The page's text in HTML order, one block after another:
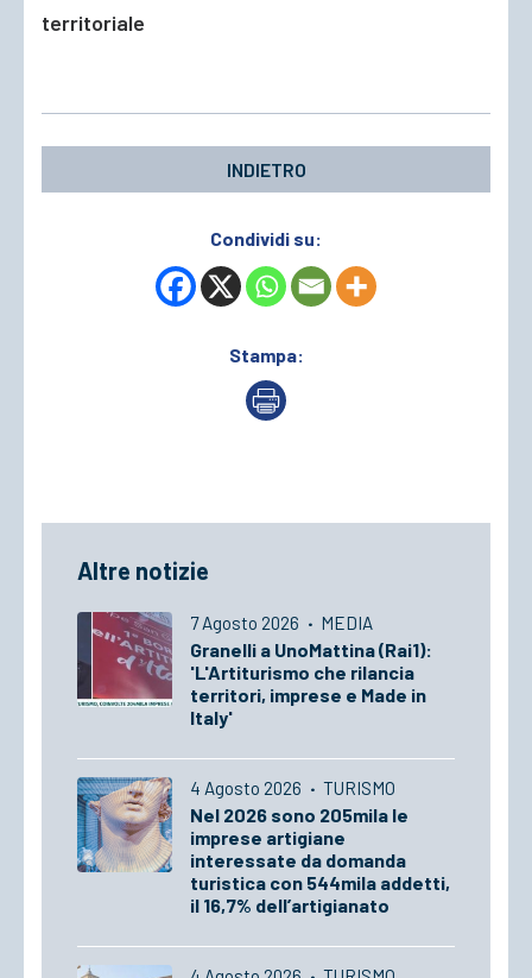
territoriale
INDIETRO
Condividi su:
Stampa:
Altre notizie
7 Agosto 2026 · MEDIA
Granelli a UnoMattina (Rai1):
'L'Artiturismo che rilancia
territori, imprese e Made in
Italy'
4 Agosto 2026 · TURISMO
Nel 2026 sono 205mila le
imprese artigiane
interessate da domanda
turistica con 544mila addetti,
il 16,7% dell’artigianato